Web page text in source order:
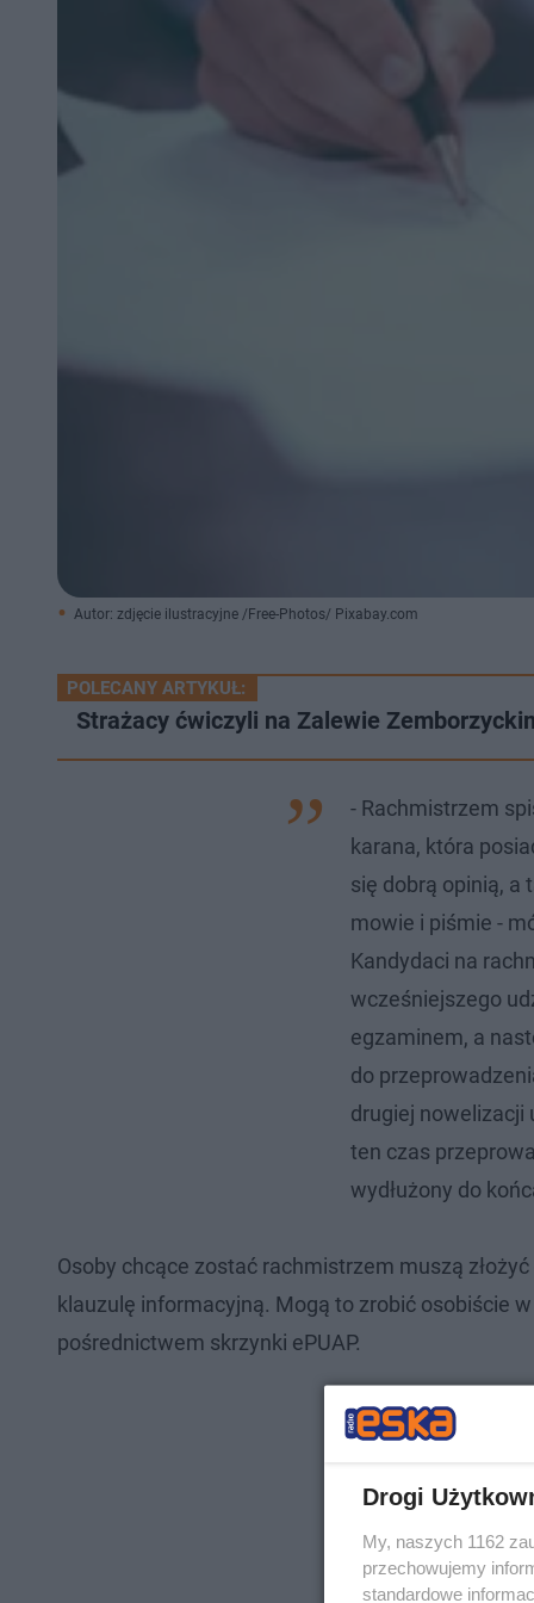
Autor: zdjęcie ilustracyjne /Free-Photos/ Pixabay.com
POLECANY ARTYKUŁ:
Strażacy ćwiczyli na Zalewie
- Rachmistrzem
karana, która
się dobrą opinią, a
mowie i piśmie -
Kandydaci na
wcześniejszego
egzaminem, a
do
drugiej nowelizacji
ten czas
wydłużony do
Osoby chcące zostać rachmistrzem muszą
klauzulę informacyjną. Mogą to zrobić osobiście
pośrednictwem skrzynki ePUAP.
Drogi
My, naszych 1162
przechowujemy
standardowe